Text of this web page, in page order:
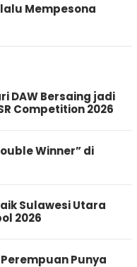
Mempesona
DAW Bersaing jadi
Competition 2026
Winner” di
Sulawesi Utara
2026
Punya